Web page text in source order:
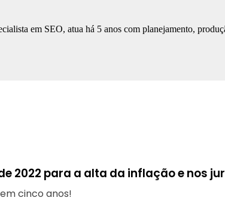
em SEO, atua há 5 anos com planejamento,
2022 para a alta da inflação e nos
cinco anos!